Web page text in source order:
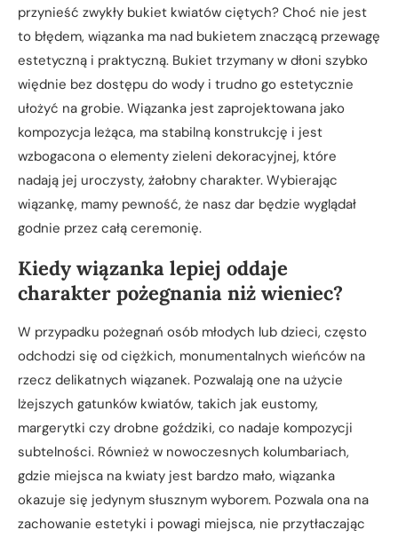
przynieść zwykły bukiet kwiatów ciętych? Choć nie jest
to błędem, wiązanka ma nad bukietem znaczącą przewagę
estetyczną i praktyczną. Bukiet trzymany w dłoni szybko
więdnie bez dostępu do wody i trudno go estetycznie
ułożyć na grobie. Wiązanka jest zaprojektowana jako
kompozycja leżąca, ma stabilną konstrukcję i jest
wzbogacona o elementy zieleni dekoracyjnej, które
nadają jej uroczysty, żałobny charakter. Wybierając
wiązankę, mamy pewność, że nasz dar będzie wyglądał
godnie przez całą ceremonię.
Kiedy wiązanka lepiej oddaje
charakter pożegnania niż wieniec?
W przypadku pożegnań osób młodych lub dzieci, często
odchodzi się od ciężkich, monumentalnych wieńców na
rzecz delikatnych wiązanek. Pozwalają one na użycie
lżejszych gatunków kwiatów, takich jak eustomy,
margerytki czy drobne goździki, co nadaje kompozycji
subtelności. Również w nowoczesnych kolumbariach,
gdzie miejsca na kwiaty jest bardzo mało, wiązanka
okazuje się jedynym słusznym wyborem. Pozwala ona na
zachowanie estetyki i powagi miejsca, nie przytłaczając